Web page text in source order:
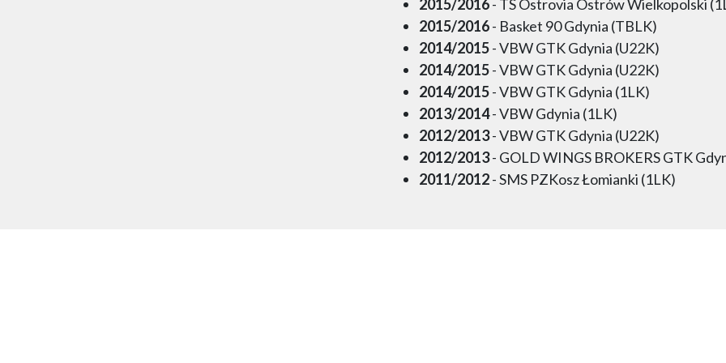
2015/2016- TS Ostrovia Ostrów Wielkopolski
2015/2016- Basket 90 Gdynia (TBLK)
2014/2015- VBW GTK Gdynia (U22K)
2014/2015- VBW GTK Gdynia (U22K)
2014/2015- VBW GTK Gdynia (1LK)
2013/2014- VBW Gdynia (1LK)
2012/2013- VBW GTK Gdynia (U22K)
2012/2013- GOLD WINGS BROKERS GTK
2011/2012- SMS PZKosz Łomianki (1LK)